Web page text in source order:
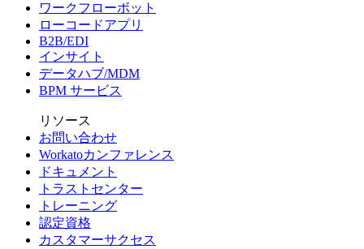
ワークフローボット
ローコードアプリ
B2B/EDI
インサイト
データハブ/MDM
BPM サービス
リソース
お問い合わせ
Workatoカンファレンス
ドキュメント
トラストセンター
トレーニング
認定資格
カスタマーサクセス